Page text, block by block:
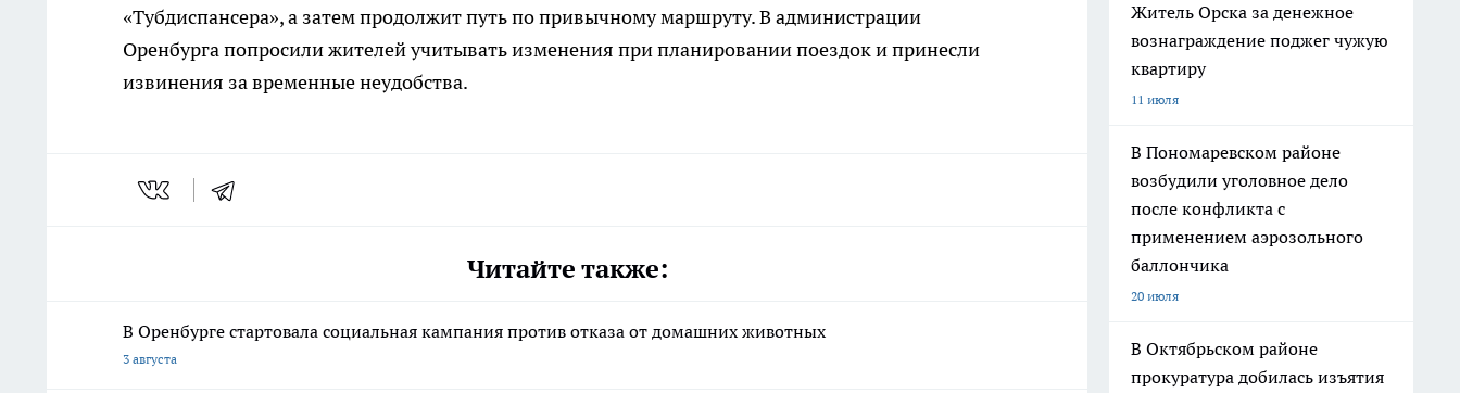
«Тубдиспансера», а затем продолжит путь по привычному маршруту. В администрации
Оренбурга попросили жителей учитывать изменения при планировании поездок и принесли
извинения за временные неудобства.
Читайте также:
В Оренбурге стартовала социальная кампания против отказа от домашних животных
3 августа
Житель Орска за денежное
вознаграждение поджег чужую
квартиру
11 июля
В Пономаревском районе
возбудили уголовное дело
после конфликта с
применением аэрозольного
баллончика
20 июля
В Октябрьском районе
прокуратура добилась изъятия